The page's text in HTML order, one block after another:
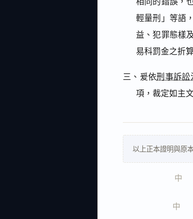
輕量刑」等語
益、犯罪態樣
易科罰金之折
三、爰依刑事訴訟
項，裁定如主
以上正本證明與原
中　
中　